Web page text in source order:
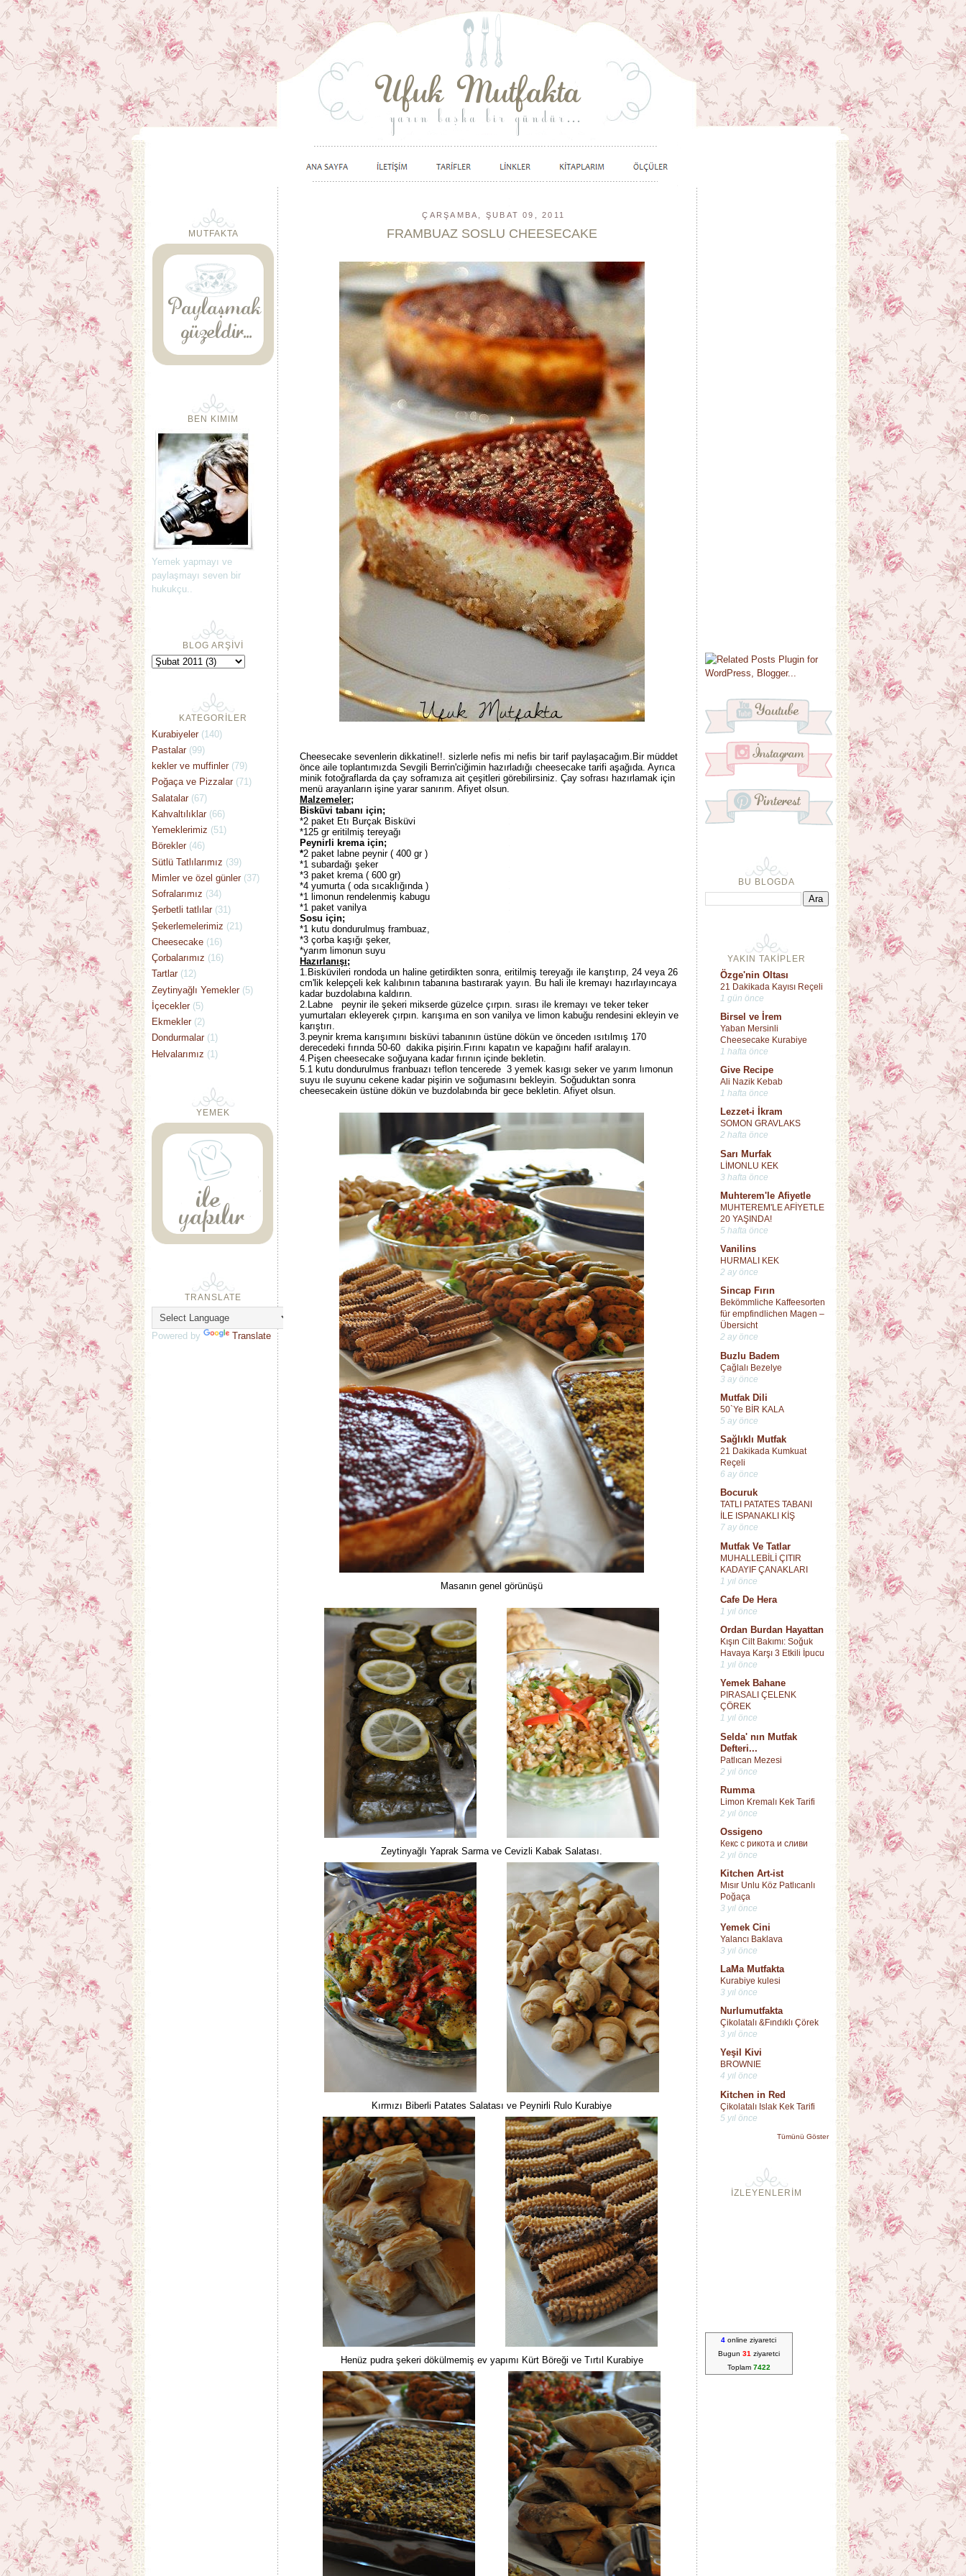
BU BLOGDA
YAKIN TAKİPLER
Özge'nin Oltası
21 Dakikada Kayısı Reçeli
1 gün önce
Birsel ve İrem
Yaban Mersinli
Cheesecake Kurabiye
1 hafta önce
Give Recipe
Ali Nazik Kebab
1 hafta önce
Lezzet-i İkram
SOMON GRAVLAKS
2 hafta önce
Sarı Murfak
LİMONLU KEK
3 hafta önce
Muhterem'le Afiyetle
MUHTEREM'LE AFİYETLE
20 YAŞINDA!
5 hafta önce
Vanilins
HURMALI KEK
2 ay önce
Sincap Fırın
Bekömmliche Kaffeesorten
für empfindlichen Magen –
Übersicht
2 ay önce
Buzlu Badem
Çağlalı Bezelye
3 ay önce
Mutfak Dili
50`Ye BİR KALA
5 ay önce
Sağlıklı Mutfak
21 Dakikada Kumkuat
Reçeli
6 ay önce
Bocuruk
TATLI PATATES TABANI
İLE ISPANAKLI KİŞ
7 ay önce
Mutfak Ve Tatlar
MUHALLEBİLİ ÇITIR
KADAYIF ÇANAKLARI
1 yıl önce
Cafe De Hera
1 yıl önce
Ordan Burdan Hayattan
Kışın Cilt Bakımı: Soğuk
Havaya Karşı 3 Etkili İpucu
1 yıl önce
Yemek Bahane
PIRASALI ÇELENK
ÇÖREK
1 yıl önce
Selda' nın Mutfak
Defteri...
Patlıcan Mezesi
2 yıl önce
Rumma
Limon Kremalı Kek Tarifi
2 yıl önce
Ossigeno
Кекс с рикота и сливи
2 yıl önce
Kitchen Art-ist
Mısır Unlu Köz Patlıcanlı
Poğaça
3 yıl önce
Yemek Cini
Yalancı Baklava
3 yıl önce
LaMa Mutfakta
Kurabiye kulesi
3 yıl önce
Nurlumutfakta
Çikolatalı &Fındıklı Çörek
3 yıl önce
Yeşil Kivi
BROWNIE
4 yıl önce
Kitchen in Red
Çikolatalı Islak Kek Tarifi
5 yıl önce
Tümünü Göster
İZLEYENLERİM
4 online ziyaretci
Bugun 31 ziyaretci
Toplam 7422
ÇARŞAMBA, ŞUBAT 09, 2011
FRAMBUAZ SOSLU CHEESECAKE
Cheesecake sevenlerin dikkatine!!. sizlerle nefis mi nefis bir tarif paylaşacağım.Bir müddet
önce aile toplantımızda Sevgili Berrin'ciğimin hazırladığı cheesecake tarifi aşağıda. Ayrıca
minik fotoğraflarda da çay soframıza ait çeşitleri görebilirsiniz. Çay sofrası hazırlamak için
menü arayanların işine yarar sanırım. Afiyet olsun.
Malzemeler;
Bisküvi tabanı için;
*2 paket Etı Burçak Bisküvi
*125 gr eritilmiş tereyağı
Peynirli krema için;
*2 paket labne peynir ( 400 gr )
*1 subardağı şeker
*3 paket krema ( 600 gr)
*4 yumurta ( oda sıcaklığında )
*1 limonun rendelenmiş kabugu
*1 paket vanilya
Sosu için;
*1 kutu dondurulmuş frambuaz,
*3 çorba kaşığı şeker,
*yarım limonun suyu
Hazırlanışı;
1.Bisküvileri rondoda un haline getirdikten sonra, eritilmiş tereyağı ile karıştırıp, 24 veya 26
cm'lik kelepçeli kek kalıbının tabanına bastırarak yayın. Bu hali ile kremayı hazırlayıncaya
kadar buzdolabına kaldırın.
2.Labne peynir ile şekeri mikserde güzelce çırpın. sırası ile kremayı ve teker teker
yumurtaları ekleyerek çırpın. karışıma en son vanilya ve limon kabuğu rendesini ekleyin ve
karıştırı.
3.peynir krema karışımını bisküvi tabanının üstüne dökün ve önceden ısıtılmış 170
derecedeki fırında 50-60 dakika pişirin.Fırını kapatın ve kapağını hafif aralayın.
4.Pişen cheesecake soğuyana kadar fırının içinde bekletin.
5.1 kutu dondurulmus franbuazı teflon tencerede 3 yemek kasıgı seker ve yarım lımonun
suyu ıle suyunu cekene kadar pişirin ve soğumasını bekleyin. Soğuduktan sonra
cheesecakein üstüne dökün ve buzdolabında bir gece bekletin. Afiyet olsun.
Masanın genel görünüşü
Zeytinyağlı Yaprak Sarma ve Cevizli Kabak Salatası.
Kırmızı Biberli Patates Salatası ve Peynirli Rulo Kurabiye
Henüz pudra şekeri dökülmemiş ev yapımı Kürt Böreği ve Tırtıl Kurabiye
MUTFAKTA
BEN KIMIM
Yemek yapmayı ve
paylaşmayı seven bir
hukukçu..
BLOG ARŞİVİ
KATEGORİLER
Kurabiyeler (140)
Pastalar (99)
kekler ve muffinler (79)
Poğaça ve Pizzalar (71)
Salatalar (67)
Kahvaltılıklar (66)
Yemeklerimiz (51)
Börekler (46)
Sütlü Tatlılarımız (39)
Mimler ve özel günler (37)
Sofralarımız (34)
Şerbetli tatlılar (31)
Şekerlemelerimiz (21)
Cheesecake (16)
Çorbalarımız (16)
Tartlar (12)
Zeytinyağlı Yemekler (5)
İçecekler (5)
Ekmekler (2)
Dondurmalar (1)
Helvalarımız (1)
YEMEK
TRANSLATE
Powered by Translate